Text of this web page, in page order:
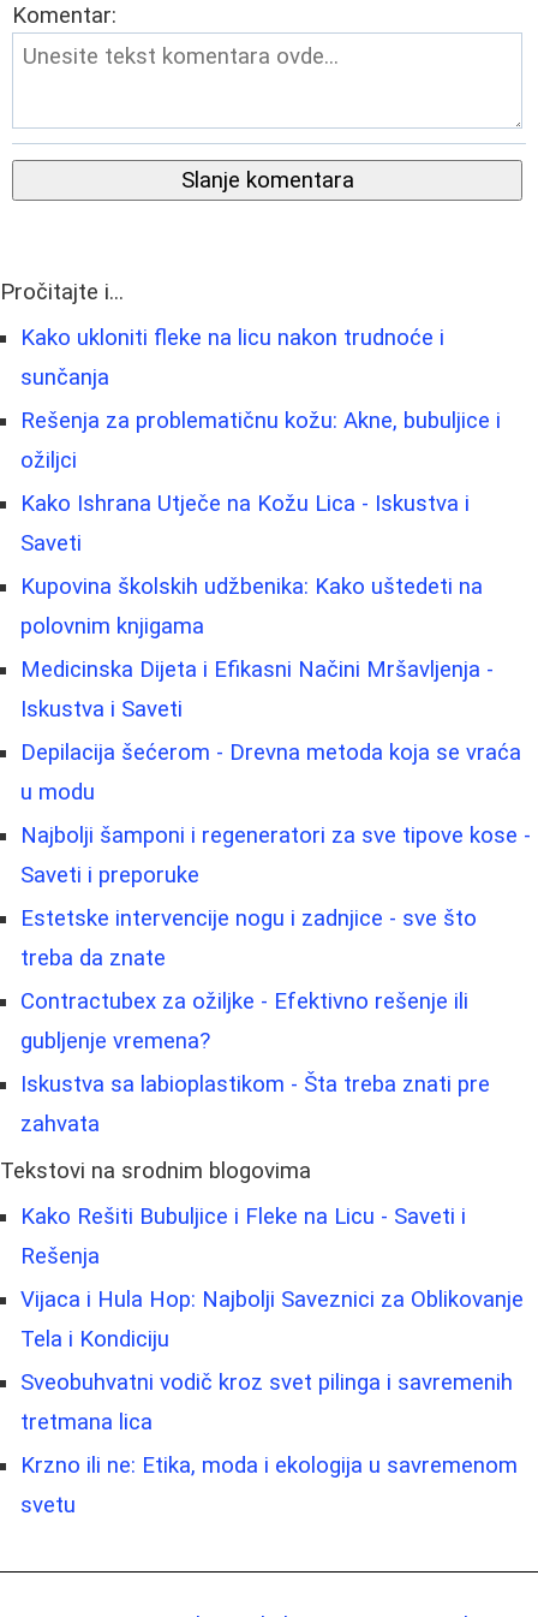
Komentar:
Slanje komentara
Pročitajte i...
Kako ukloniti fleke na licu nakon trudnoće i
sunčanja
Rešenja za problematičnu kožu: Akne, bubuljice i
ožiljci
Kako Ishrana Utječe na Kožu Lica - Iskustva i
Saveti
Kupovina školskih udžbenika: Kako uštedeti na
polovnim knjigama
Medicinska Dijeta i Efikasni Načini Mršavljenja -
Iskustva i Saveti
Depilacija šećerom - Drevna metoda koja se vraća
u modu
Najbolji šamponi i regeneratori za sve tipove kose -
Saveti i preporuke
Estetske intervencije nogu i zadnjice - sve što
treba da znate
Contractubex za ožiljke - Efektivno rešenje ili
gubljenje vremena?
Iskustva sa labioplastikom - Šta treba znati pre
zahvata
Tekstovi na srodnim blogovima
Kako Rešiti Bubuljice i Fleke na Licu - Saveti i
Rešenja
Vijaca i Hula Hop: Najbolji Saveznici za Oblikovanje
Tela i Kondiciju
Sveobuhvatni vodič kroz svet pilinga i savremenih
tretmana lica
Krzno ili ne: Etika, moda i ekologija u savremenom
svetu